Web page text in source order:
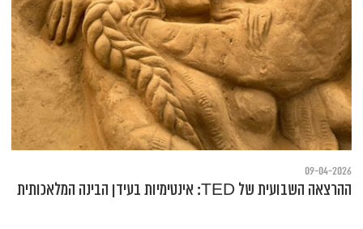
09-04-2026
ההרצאה השבועית של TED: אינטימיות בעידן הבינה המלאכותית